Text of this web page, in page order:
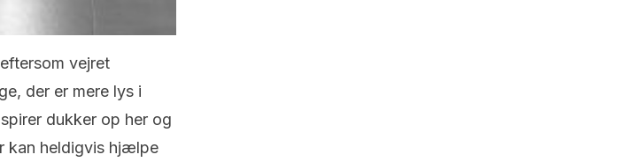
vejret
der er mere lys i
dukker op her og
kan heldigvis hjælpe